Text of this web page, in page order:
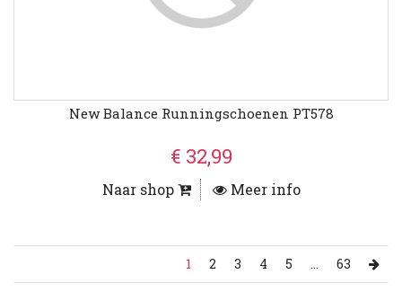
New Balance Runningschoenen PT578
€ 32,99
Naar shop Meer info
1 2 3 4 5 ... 63